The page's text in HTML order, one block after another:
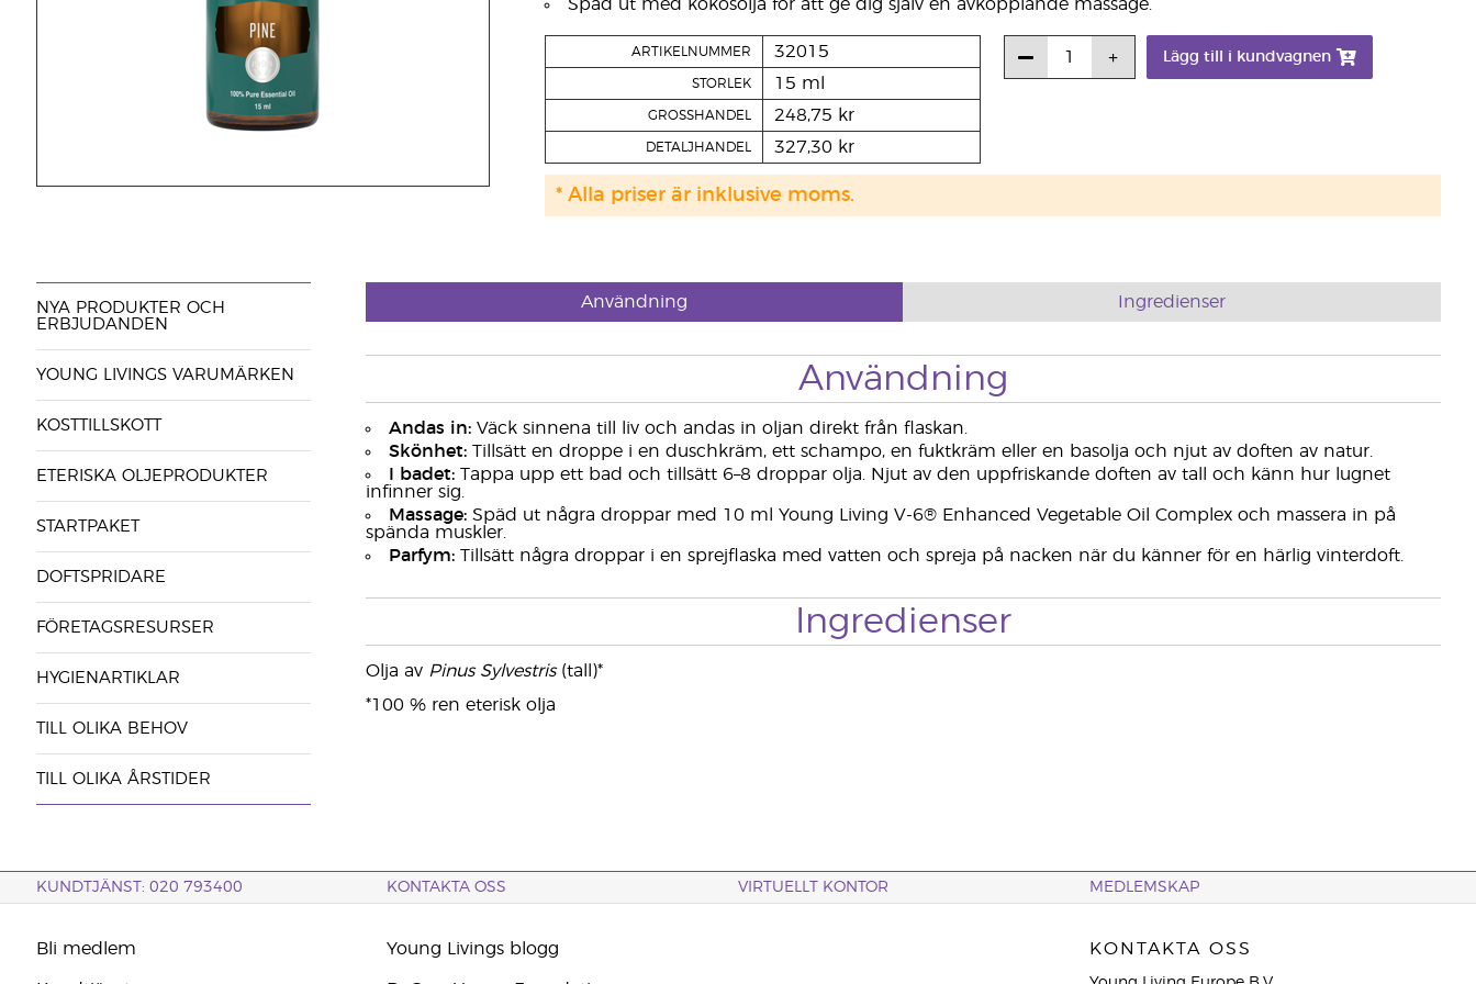
Späd ut med kokosolja för att ge dig själv en avkopplande massage.
ARTIKELNUMMER 32015
STORLEK 15 ml
GROSSHANDEL 248,75 kr
DETALJHANDEL 327,30 kr
Lägg till i kundvagnen
* Alla priser är inklusive moms.
NYA PRODUKTER OCH
ERBJUDANDEN
YOUNG LIVINGS VARUMÄRKEN
KOSTTILLSKOTT
ETERISKA OLJEPRODUKTER
STARTPAKET
DOFTSPRIDARE
FÖRETAGSRESURSER
HYGIENARTIKLAR
TILL OLIKA BEHOV
TILL OLIKA ÅRSTIDER
Användning Ingredienser
Användning
Andas in:Väck sinnena till liv och andas in oljan direkt från flaskan.
Skönhet:Tillsätt en droppe i en duschkräm, ett schampo, en fuktkräm eller en basolja och njut av doften av natur.
I badet:Tappa upp ett bad och tillsätt 6–8 droppar olja. Njut av den uppfriskande doften av tall och känn hur lugnet
infinner sig.
Massage:Späd ut några droppar med 10 ml Young Living V-6® Enhanced Vegetable Oil Complex och massera in på
spända muskler.
Parfym:Tillsätt några droppar i en sprejflaska med vatten och spreja på nacken när du känner för en härlig vinterdoft.
Ingredienser
Olja av Pinus Sylvestris(tall)*
*100 % ren eterisk olja
KUNDTJÄNST: 020 793400 KONTAKTA OSS VIRTUELLT KONTOR MEDLEMSKAP
Bli medlem Young Livings blogg KONTAKTA OSS